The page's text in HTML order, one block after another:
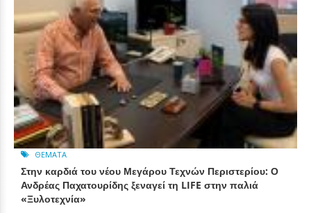
ΘΈΜΑΤΑ
Στην καρδιά του νέου Μεγάρου Τεχνών Περιστερίου: Ο
Ανδρέας Παχατουρίδης ξεναγεί τη LIFE στην παλιά
«Ξυλοτεχνία»